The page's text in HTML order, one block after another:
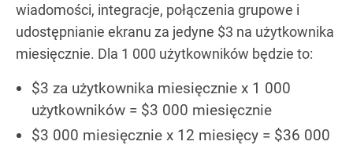
wiadomości, integracje, połączenia grupowe i
udostępnianie ekranu za jedyne $3 na użytkownika
miesięcznie. Dla 1 000 użytkowników będzie to:
$3 za użytkownika miesięcznie x 1 000
użytkowników = $3 000 miesięcznie
$3 000 miesięcznie x 12 miesięcy = $36 000